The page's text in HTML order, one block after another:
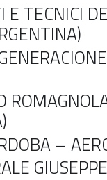
E TECNICI
–